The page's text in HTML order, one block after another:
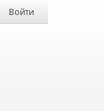
Войти